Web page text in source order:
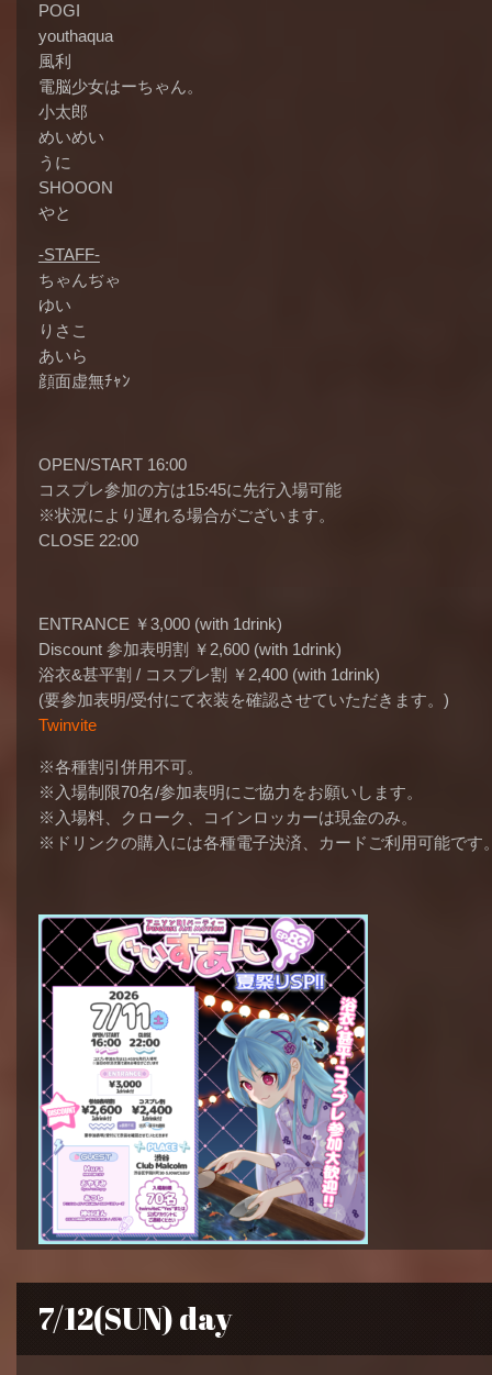
POGI
youthaqua
風利
電脳少女はーちゃん。
小太郎
めいめい
うに
SHOOON
やと
-STAFF-
ちゃんぢゃ
ゆい
りさこ
あいら
顔面虚無ﾁｬﾝ
OPEN/START 16:00
コスプレ参加の方は15:45に先行入場可能
※状況により遅れる場合がございます。
CLOSE 22:00
ENTRANCE ￥3,000 (with 1drink)
Discount 参加表明割
￥2,600 (with 1drink)
浴衣&甚平割 / コスプレ割
￥2,400 (with 1drink)
(要参加表明/受付にて衣装を確認させていただきます。)
Twinvite
※各種割引併用不可。
※入場制限70名/参加表明にご協力をお願いします。
※入場料、クローク、コインロッカーは現金のみ。
※ドリンクの購入には各種電子決済、カードご利用可能です
7/12(SUN) day